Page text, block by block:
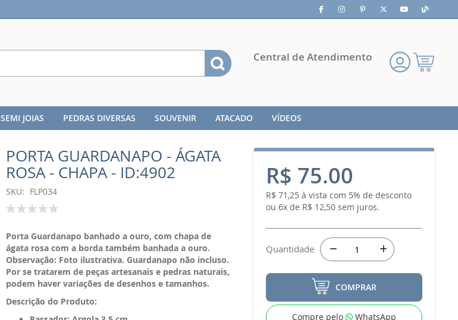
Meu
Carrinho
Central de Atendimento
Pesquisa
SEMI JOIAS PEDRAS DIVERSAS SOUVENIR ATACADO
VÍDEOS
PORTA GUARDANAPO - ÁGATA
ROSA - CHAPA - ID:4902
SKU
FLP034
Classificação:
Porta Guardanapo banhado a ouro, com chapa de
ágata rosa com a borda também banhada a ouro.
Observação: Foto ilustrativa. Guardanapo não incluso.
Por se tratarem de peças artesanais e pedras naturais,
podem haver variações de desenhos e tamanhos.
Descrição do Produto:
R$ 75.00
R$ 71,25 à vista com 5% de desconto
ou 6x de R$ 12,50 sem juros.
Quantidade
COMPRAR
Compre pelo WhatsApp